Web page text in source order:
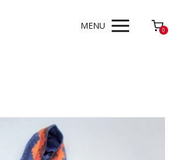
MENU 0